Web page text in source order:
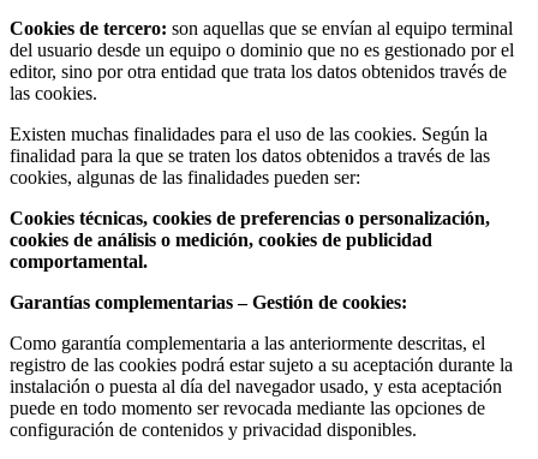
Cookies de tercero: son aquellas que se envían al equipo terminal
del usuario desde un equipo o dominio que no es gestionado por el
editor, sino por otra entidad que trata los datos obtenidos través de
las cookies.
Existen muchas finalidades para el uso de las cookies. Según la
finalidad para la que se traten los datos obtenidos a través de las
cookies, algunas de las finalidades pueden ser:
Cookies técnicas, cookies de preferencias o personalización,
cookies de análisis o medición, cookies de publicidad
comportamental.
Garantías complementarias – Gestión de cookies:
Como garantía complementaria a las anteriormente descritas, el
registro de las cookies podrá estar sujeto a su aceptación durante la
instalación o puesta al día del navegador usado, y esta aceptación
puede en todo momento ser revocada mediante las opciones de
configuración de contenidos y privacidad disponibles.